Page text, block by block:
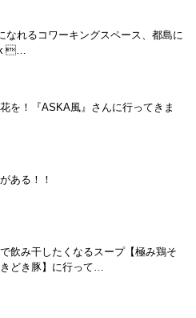
なれるコワーキングスペース、都島に
…
を！『ASKA風』さんに行ってきま
ある！！
飲み干したくなるスープ【極み鶏そ
どき豚】に行って…